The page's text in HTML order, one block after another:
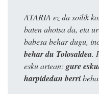
ATARIA ez da soilik
baten ahotsa da, eta
babesa behar dugu,
behar du Tolosaldea.
esku artean: gure
harpidedun berri